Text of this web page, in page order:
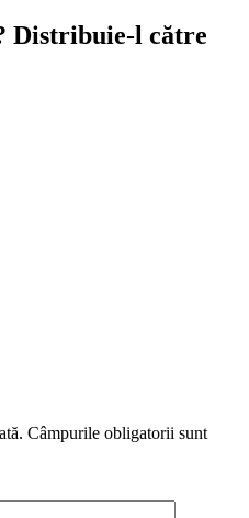
Distribuie-l către
Câmpurile obligatorii sunt